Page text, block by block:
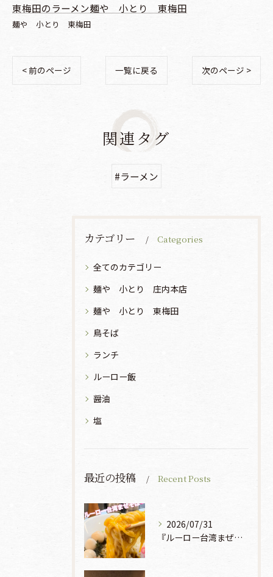
東梅田のラーメン麺や 小とり 東梅田
麺や 小とり 東梅田
< 前のページ 一覧に戻る 次のページ >
関連タグ
#ラーメン
カテゴリー Categories
全てのカテゴリー
麺や 小とり 庄内本店
麺や 小とり 東梅田
鳥そば
ランチ
ルーロー飯
醤油
塩
最近の投稿 Recent Posts
2026/07/31
『ルーロー台湾まぜそば』930円🍜🫧